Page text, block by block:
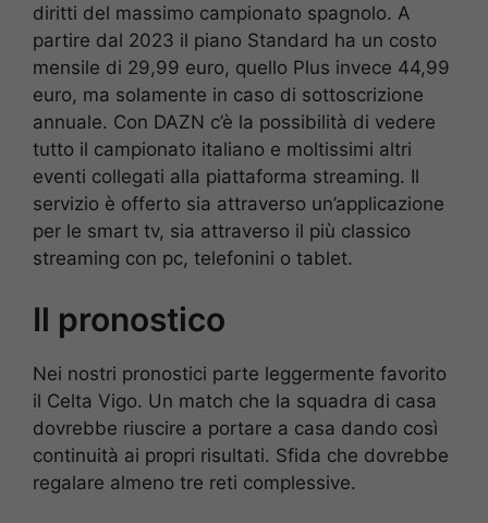
diritti del massimo campionato spagnolo. A
partire dal 2023 il piano Standard ha un costo
mensile di 29,99 euro, quello Plus invece 44,99
euro, ma solamente in caso di sottoscrizione
annuale. Con DAZN c’è la possibilità di vedere
tutto il campionato italiano e moltissimi altri
eventi collegati alla piattaforma streaming. Il
servizio è offerto sia attraverso un’applicazione
per le smart tv, sia attraverso il più classico
streaming con pc, telefonini o tablet.
Il pronostico
Nei nostri pronostici parte leggermente favorito
il Celta Vigo. Un match che la squadra di casa
dovrebbe riuscire a portare a casa dando così
continuità ai propri risultati. Sfida che dovrebbe
regalare almeno tre reti complessive.